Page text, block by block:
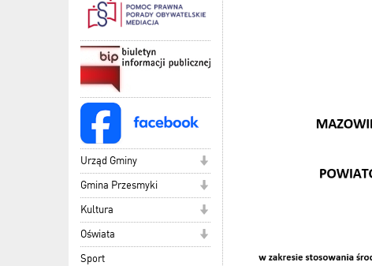
Urząd Gminy
Gmina Przesmyki
Kultura
Oświata
Sport